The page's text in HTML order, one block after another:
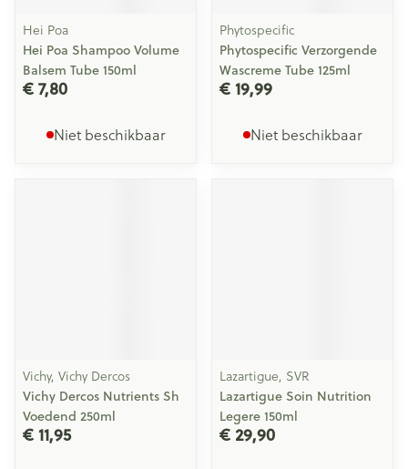
Hei Poa
Hei Poa Shampoo Volume
Balsem Tube 150ml
€ 7,80
Niet beschikbaar
Phytospecific
Phytospecific Verzorgende
Wascreme Tube 125ml
€ 19,99
Niet beschikbaar
Vichy, Vichy Dercos
Vichy Dercos Nutrients Sh
Voedend 250ml
€ 11,95
Lazartigue, SVR
Lazartigue Soin Nutrition
Legere 150ml
€ 29,90